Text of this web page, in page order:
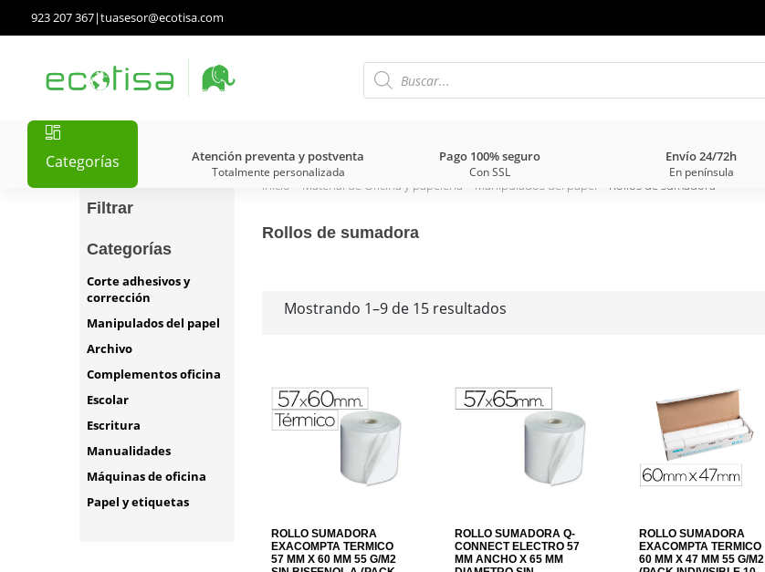
923 207 367|tuasesor@ecotisa.com
Categorías Atención preventa y postventa
Totalmente personalizada
Pago 100% seguro
Con SSL
Envío 24/72h
En península
Filtrar
Categorías
Corte adhesivos y
corrección
Manipulados del papel
Archivo
Complementos oficina
Escolar
Escritura
Manualidades
Máquinas de oficina
Papel y etiquetas
Inicio Material de Oficina y papelería Manipulados del papel > Rollos de sumadora
Rollos de sumadora
Mostrando 1–9 de 15 resultados
ROLLO SUMADORA
EXACOMPTA TERMICO
57 MM X 60 MM 55 G/M2
ROLLO SUMADORA Q-
CONNECT ELECTRO 57
MM ANCHO X 65 MM
ROLLO SUMADORA
EXACOMPTA TERMICO
60 MM X 47 MM 55 G/M2